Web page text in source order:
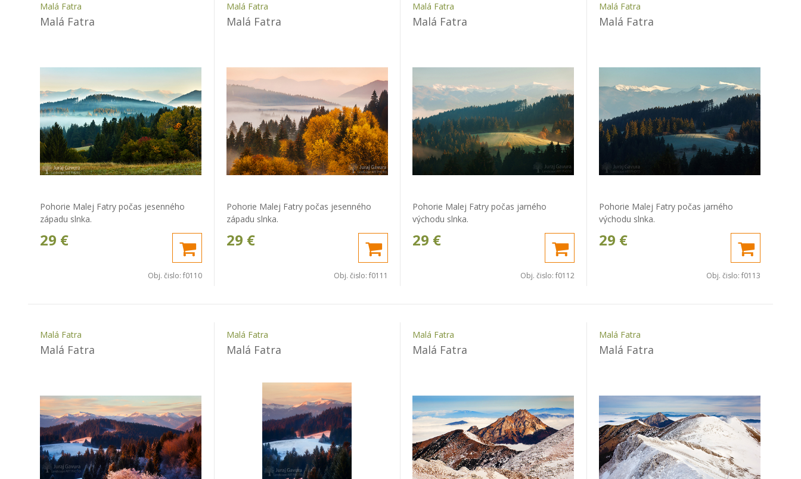
Malá Fatra
Malá Fatra
Pohorie Malej Fatry počas jesenného
západu slnka.
29 €
Obj. čislo: f0110
Malá Fatra
Malá Fatra
Pohorie Malej Fatry počas jesenného
západu slnka.
29 €
Obj. čislo: f0111
Malá Fatra
Malá Fatra
Pohorie Malej Fatry počas jarného
východu slnka.
29 €
Obj. čislo: f0112
Malá Fatra
Malá Fatra
Pohorie Malej Fatry počas jarného
východu slnka.
29 €
Obj. čislo: f0113
Malá Fatra
Malá Fatra
Malá Fatra
Malá Fatra
Malá Fatra
Malá Fatra
Malá Fatra
Malá Fatra